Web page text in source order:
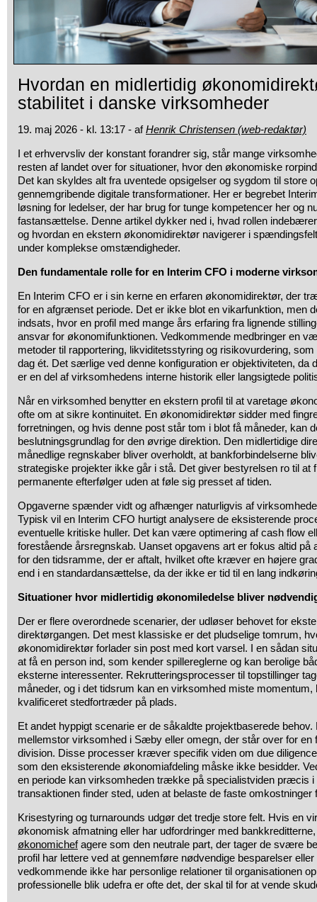
Hvordan en midlertidig
stabilitet i danske virksomheder
19. maj 2026 - kl. 13:17 - afHenrik Christensen (web-redaktør)
I et erhvervsliv der konstant forandrer sig, står mange
resten af landet over for situationer, hvor den økonomiske
Det kan skyldes alt fra uventede opsigelser og sygdom til store
gennemgribende digitale transformationer. Her er begrebet
løsning for ledelser, der har brug for tunge kompetencer her og
fastansættelse. Denne artikel dykker ned i, hvad rollen
og hvordan en ekstern økonomidirektør navigerer i
under komplekse omstændigheder.
Den fundamentale rolle for en Interim CFO i moderne
En Interim CFO er i sin kerne en erfaren økonomidirektør, der
for en afgrænset periode. Det er ikke blot en vikarfunktion, men
indsats, hvor en profil med mange års erfaring fra lignende
ansvar for økonomifunktionen. Vedkommende medbringer en
metoder til rapportering, likviditetsstyring og risikovurdering,
dag ét. Det særlige ved denne konfiguration er objektiviteten, da
er en del af virksomhedens interne historik eller langsigtede
Når en virksomhed benytter en ekstern profil til at varetage
ofte om at sikre kontinuitet. En økonomidirektør sidder med
forretningen, og hvis denne post står tom i blot få måneder, kan
beslutningsgrundlag for den øvrige direktion. Den midlertidige
månedlige regnskaber bliver overholdt, at bankforbindelserne
strategiske projekter ikke går i stå. Det giver bestyrelsen ro til at
permanente efterfølger uden at føle sig presset af tiden.
Opgaverne spænder vidt og afhænger naturligvis af
Typisk vil en Interim CFO hurtigt analysere de eksisterende
eventuelle kritiske huller. Det kan være optimering af cash flow
forestående årsregnskab. Uanset opgavens art er fokus altid på
for den tidsramme, der er aftalt, hvilket ofte kræver en højere
end i en standardansættelse, da der ikke er tid til en lang
Situationer hvor midlertidig økonomiledelse bliver
Der er flere overordnede scenarier, der udløser behovet for
direktørgangen. Det mest klassiske er det pludselige tomrum,
økonomidirektør forlader sin post med kort varsel. I en sådan
at få en person ind, som kender spillereglerne og kan berolige
eksterne interessenter. Rekrutteringsprocesser til topstillinger
måneder, og i det tidsrum kan en virksomhed miste momentum,
kvalificeret stedfortræder på plads.
Et andet hyppigt scenarie er de såkaldte projektbaserede
mellemstor virksomhed i Sæby eller omegn, der står over for en
division. Disse processer kræver specifik viden om due
som den eksisterende økonomiafdeling måske ikke besidder.
en periode kan virksomheden trække på specialistviden præcis i
transaktionen finder sted, uden at belaste de faste omkostninger
Krisestyring og turnarounds udgør det tredje store felt. Hvis en
økonomisk afmatning eller har udfordringer med
økonomichefagere som den neutrale part, der tager de svære
profil har lettere ved at gennemføre nødvendige besparelser
vedkommende ikke har personlige relationer til organisationen
professionelle blik udefra er ofte det, der skal til for at vende